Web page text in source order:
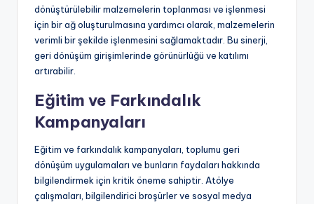
dönüştürülebilir malzemelerin toplanması ve işlenmesi
için bir ağ oluşturulmasına yardımcı olarak, malzemelerin
verimli bir şekilde işlenmesini sağlamaktadır. Bu sinerji,
geri dönüşüm girişimlerinde görünürlüğü ve katılımı
artırabilir.
Eğitim ve Farkındalık
Kampanyaları
Eğitim ve farkındalık kampanyaları, toplumu geri
dönüşüm uygulamaları ve bunların faydaları hakkında
bilgilendirmek için kritik öneme sahiptir. Atölye
çalışmaları, bilgilendirici broşürler ve sosyal medya